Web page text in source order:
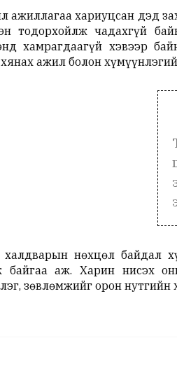
ажиллагаа хариуцсан дэд
тодорхойлж чадахгүй
хамрагдаагүй хэвээр
ажил болон
халдварын нөхцөл байдал
байгаа аж. Харин нисэх
зөвлөмжийг орон нутгийн